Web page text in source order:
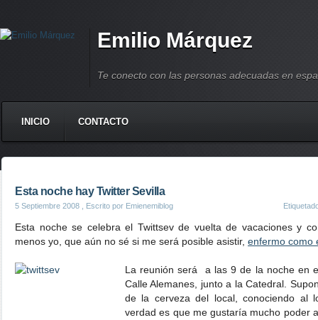
Emilio Márquez
Te conecto con las personas adecuadas en
INICIO CONTACTO
Esta noche hay Twitter Sevilla
5 Septiembre 2008 , Escrito por Emienemiblog
Esta noche se celebra el Twittsev de vuelta de vacaciones y
menos yo, que aún no sé si me será posible asistir, enfermo como
La reunión será a las 9 de la noche en
Calle Alemanes, junto a la Catedral.
de la cerveza del local, conociendo al
verdad es que me gustaría mucho poder